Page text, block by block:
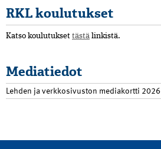
RKL koulutukset
Katso koulutukset tästä linkistä.
Mediatiedot
Lehden ja verkkosivuston mediakortti 2026